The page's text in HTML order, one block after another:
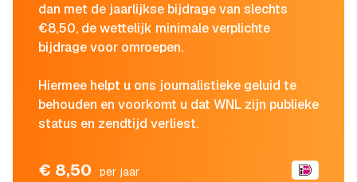
dan met de jaarlijkse bijdrage van slechts
€8,50, de wettelijk minimale verplichte
bijdrage voor omroepen.
Hiermee helpt u ons journalistieke geluid te
behouden en voorkomt u dat WNL zijn publieke
status en zendtijd verliest.
€ 8,50 per jaar